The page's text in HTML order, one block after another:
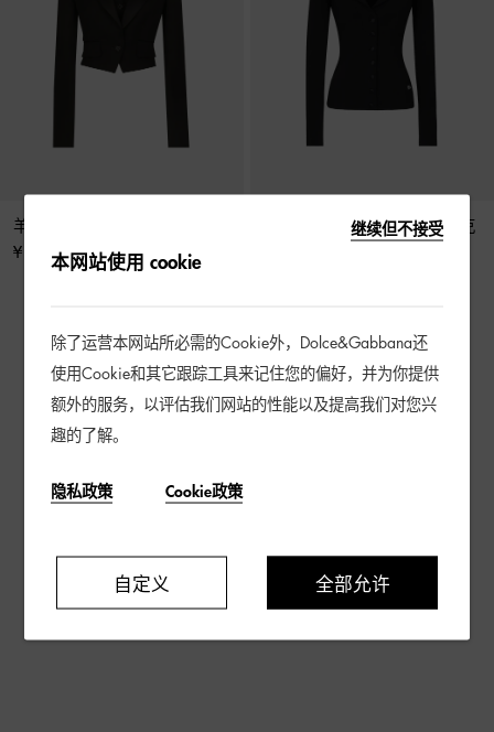
羊毛华达呢带马甲短夹克
¥ 29,500
DG 徽标弹力粘胶针织短款夹克
4 / 4 产品
继续但不接受
本网站使用 cookie
除了运营本网站所必需的Cookie外，Dolce&Gabbana还
使用Cookie和其它跟踪工具来记住您的偏好，并为你提供
额外的服务，以评估我们网站的性能以及提高我们对您兴
趣的了解。
隐私政策 Cookie政策
自定义 全部允许